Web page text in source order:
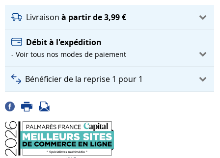
Livraison à partir de 3,99 €
Débit à l'expédition
- Voir tous nos modes de paiement
Bénéficier de la reprise 1 pour 1